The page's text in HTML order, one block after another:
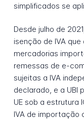
simplificados se
Desde julho de
isenção de IVA
mercadorias
remessas de e-
sujeitas a IVA
declarado, e a UBI
UE sob a estrutura
IVA de importação